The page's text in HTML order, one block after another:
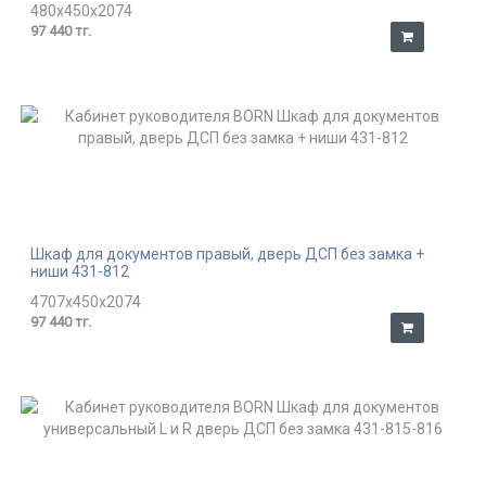
480x450x2074
97 440 тг.
Шкаф для документов правый, дверь ДСП без замка +
ниши 431-812
4707x450x2074
97 440 тг.